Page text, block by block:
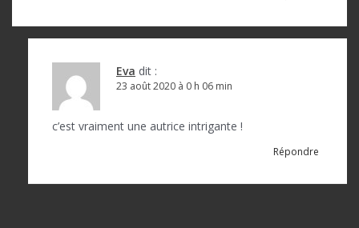
’
Eva dit :
23 août 2020 à 0 h 06 min
c’est vraiment une autrice intrigante !
Répondre